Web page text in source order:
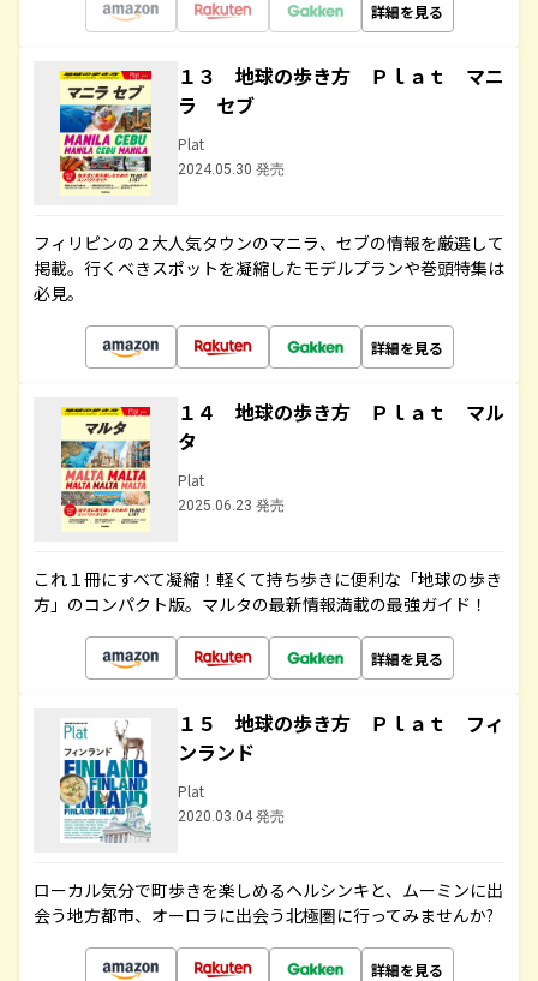
詳細を見る
１３ 地球の歩き方 Ｐｌａｔ マニ
ラ セブ
Plat
2024.05.30 発売
フィリピンの２大人気タウンのマニラ、セブの情報を厳選して
掲載。行くべきスポットを凝縮したモデルプランや巻頭特集は
必見。
詳細を見る
１４ 地球の歩き方 Ｐｌａｔ マル
タ
Plat
2025.06.23 発売
これ１冊にすべて凝縮！軽くて持ち歩きに便利な「地球の歩き
方」のコンパクト版。マルタの最新情報満載の最強ガイド！
詳細を見る
１５ 地球の歩き方 Ｐｌａｔ フィ
ンランド
Plat
2020.03.04 発売
ローカル気分で町歩きを楽しめるヘルシンキと、ムーミンに出
会う地方都市、オーロラに出会う北極圏に行ってみませんか?
詳細を見る